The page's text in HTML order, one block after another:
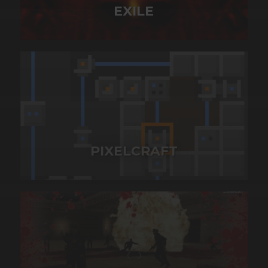
EXILE
PIXELCRAFT